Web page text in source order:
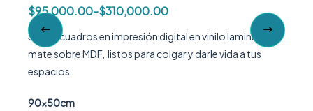
$95,000.00-$310,000.00
Set x 3 cuadros en impresión digital en vinilo laminado
mate sobre MDF, listos para colgar y darle vida a tus
espacios
90x50cm